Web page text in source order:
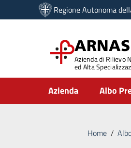
Vai ai contenuti
Vai al menu di navigazione
Regione Autonoma
ARNAS
Azienda di Rilievo
ed Alta
Submenu
Azienda Albo
Home /